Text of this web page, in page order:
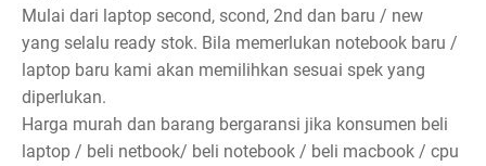
Mulai dari laptop second, scond, 2nd dan baru / new
yang selalu ready stok. Bila memerlukan notebook baru /
laptop baru kami akan memilihkan sesuai spek yang
diperlukan.
Harga murah dan barang bergaransi jika konsumen beli
laptop / beli netbook/ beli notebook / beli macbook / cpu